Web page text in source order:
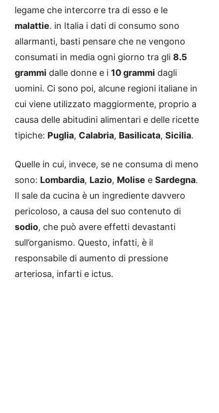
legame che intercorre tra di esso e le
malattie. in Italia i dati di consumo sono
allarmanti, basti pensare che ne vengono
consumati in media ogni giorno tra gli 8.5
grammi dalle donne e i 10 grammi dagli
uomini. Ci sono poi, alcune regioni italiane in
cui viene utilizzato maggiormente, proprio a
causa delle abitudini alimentari e delle ricette
tipiche: Puglia, Calabria, Basilicata, Sicilia.
Quelle in cui, invece, se ne consuma di meno
sono: Lombardia, Lazio, Molise e Sardegna.
Il sale da cucina è un ingrediente davvero
pericoloso, a causa del suo contenuto di
sodio, che può avere effetti devastanti
sull’organismo. Questo, infatti, è il
responsabile di aumento di pressione
arteriosa, infarti e ictus.